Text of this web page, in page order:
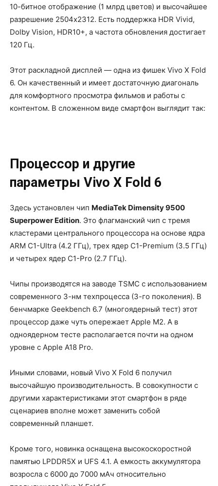
10-битное отображение (1 млрд цветов) и высочайшее
разрешение 2504х2312. Есть поддержка HDR Vivid,
Dolby Vision, HDR10+, а частота обновления достигает
120 Гц.
Этот раскладной дисплей — одна из фишек Vivo X Fold
6. Он качественный и имеет достаточную диагональ
для комфортного просмотра фильмов и работы с
контентом. В сложенном виде смартфон выглядит так:
Процессор и другие
параметры Vivo X Fold 6
Здесь установлен чип MediaTek Dimensity 9500
Superpower Edition. Это флагманский чип с тремя
кластерами центрального процессора на основе ядра
ARM C1-Ultra (4.2 ГГц), трех ядер C1-Premium (3.5 ГГц)
и четырех ядер C1-Pro (2.7 ГГц).
Чипы производятся на заводе TSMC с использованием
современного 3-нм техпроцесса (3-го поколения). В
бенчмарке Geekbench 6.7 (многоядерный тест) этот
процессор даже чуть опережает Apple M2. А в
одноядерном тесте располагается почти на одном
уровне с Apple A18 Pro.
Иными словами, новый Vivo X Fold 6 получил
высочайшую производительность. В совокупности с
другими характеристиками этот смартфон в ряде
сценариев вполне может заменить собой
современный планшет.
Кроме того, новинка оснащена высокоскоростной
памятью LPDDR5X и UFS 4.1. А емкость аккумулятора
возросла с 6000 до 7000 мАч относительно